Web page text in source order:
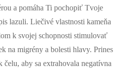
a pomáha Ti pochopiť Tvoje
lazuli. Liečivé vlastnosti kameňa
k svojej schopnosti stimulovať
na migrény a bolesti hlavy. Prines
aby sa extrahovala negatívna